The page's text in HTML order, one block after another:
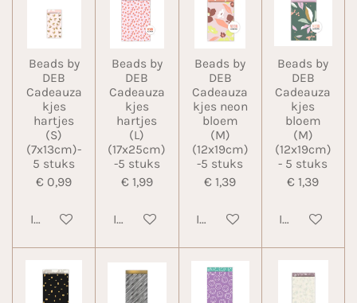
Beads by
DEB
Cadeauza
kjes
hartjes
(S)
(7x13cm)-
5 stuks
€ 0,99
In winkelwagen
Beads by
DEB
Cadeauza
kjes
hartjes
(L)
(17x25cm)
-5 stuks
€ 1,99
In winkelwagen
Beads by
DEB
Cadeauza
kjes neon
bloem
(M)
(12x19cm)
-5 stuks
€ 1,39
In winkelwagen
Beads by
DEB
Cadeauza
kjes
bloem
(M)
(12x19cm)
- 5 stuks
€ 1,39
In